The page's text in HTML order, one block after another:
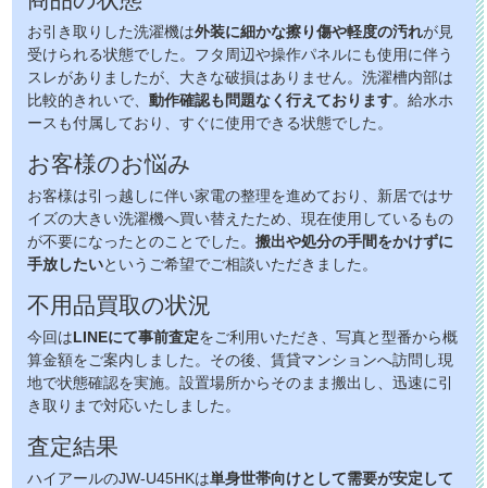
お引き取りした洗濯機は外装に細かな擦り傷や軽度の汚れが見
受けられる状態でした。フタ周辺や操作パネルにも使用に伴う
スレがありましたが、大きな破損はありません。洗濯槽内部は
比較的きれいで、 動作確認も問題なく行えております。給水ホ
ースも付属しており、すぐに使用できる状態でした。
お客様のお悩み
お客様は引っ越しに伴い家電の整理を進めており、新居ではサ
イズの大きい洗濯機へ買い替えたため、現在使用しているもの
が不要になったとのことでした。 搬出や処分の手間をかけずに
手放したいというご希望でご相談いただきました。
不用品買取の状況
今回はLINEにて事前査定をご利用いただき、写真と型番から概
算金額をご案内しました。その後、賃貸マンションへ訪問し現
地で状態確認を実施。設置場所からそのまま搬出し、迅速に引
き取りまで対応いたしました。
査定結果
ハイアールのJW-U45HKは単身世帯向けとして需要が安定して